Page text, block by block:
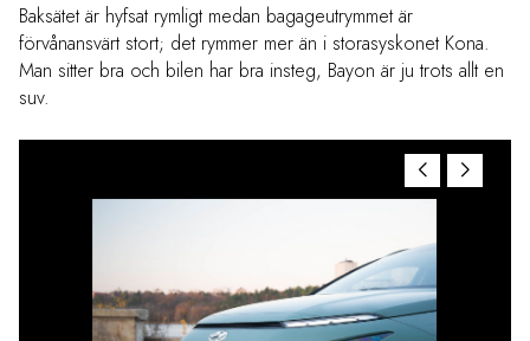
Baksätet är hyfsat rymligt medan bagageutrymmet är
förvånansvärt stort; det rymmer mer än i storasyskonet Kona.
Man sitter bra och bilen har bra insteg, Bayon är ju trots allt en
suv.